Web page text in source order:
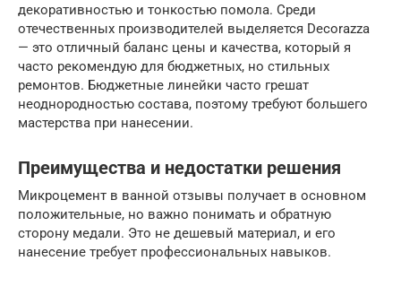
декоративностью и тонкостью помола. Среди
отечественных производителей выделяется Decorazza
— это отличный баланс цены и качества, который я
часто рекомендую для бюджетных, но стильных
ремонтов. Бюджетные линейки часто грешат
неоднородностью состава, поэтому требуют большего
мастерства при нанесении.
Преимущества и недостатки решения
Микроцемент в ванной отзывы получает в основном
положительные, но важно понимать и обратную
сторону медали. Это не дешевый материал, и его
нанесение требует профессиональных навыков.